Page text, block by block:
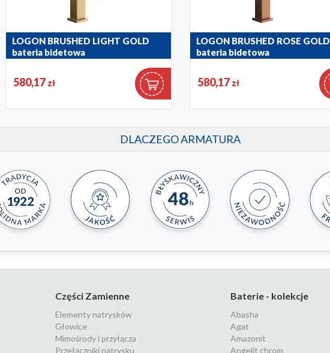
LOGON BRUSHED LIGHT GOLD
bateria bidetowa
580,17 zł
LOGON BRUSHED ROSE GOLD
bateria bidetowa
580,17 zł
DLACZEGO ARMATURA
Części Zamienne
Elementy natrysków
Głowice
Mimośrody i przyłącza
Przełączniki natrysku
Baterie - kolekcje
Abasha
Agat
Amazonit
Angelit chrom